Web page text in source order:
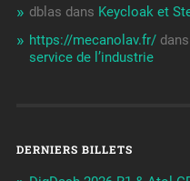
dblas dans Keycloak et
https://mecanolav.fr/dans
service de l’industrie
DERNIERS BILLETS